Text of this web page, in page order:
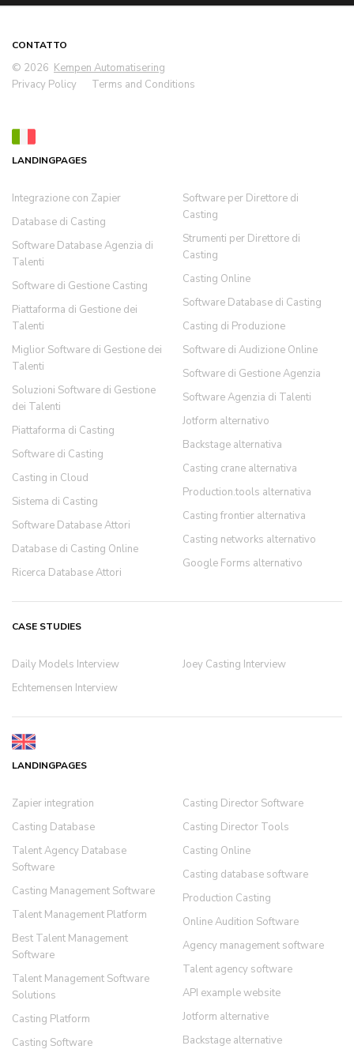
CONTATTO
© 2026 Kempen Automatisering
Privacy Policy
Terms and Conditions
LANDINGPAGES
Integrazione con Zapier
Database di Casting
Software Database Agenzia di
Talenti
Software di Gestione Casting
Piattaforma di Gestione dei
Talenti
Miglior Software di Gestione dei
Talenti
Soluzioni Software di Gestione
dei Talenti
Piattaforma di Casting
Software di Casting
Casting in Cloud
Sistema di Casting
Software Database Attori
Database di Casting Online
Ricerca Database Attori
Software per Direttore di
Casting
Strumenti per Direttore di
Casting
Casting Online
Software Database di Casting
Casting di Produzione
Software di Audizione Online
Software di Gestione Agenzia
Software Agenzia di Talenti
Jotform alternativo
Backstage alternativa
Casting crane alternativa
Production.tools alternativa
Casting frontier alternativa
Casting networks alternativo
Google Forms alternativo
CASE STUDIES
Daily Models Interview
Echtemensen Interview
Joey Casting Interview
LANDINGPAGES
Zapier integration
Casting Database
Talent Agency Database
Software
Casting Management Software
Talent Management Platform
Best Talent Management
Software
Talent Management Software
Solutions
Casting Platform
Casting Software
Casting Director Software
Casting Director Tools
Casting Online
Casting database software
Production Casting
Online Audition Software
Agency management software
Talent agency software
API example website
Jotform alternative
Backstage alternative